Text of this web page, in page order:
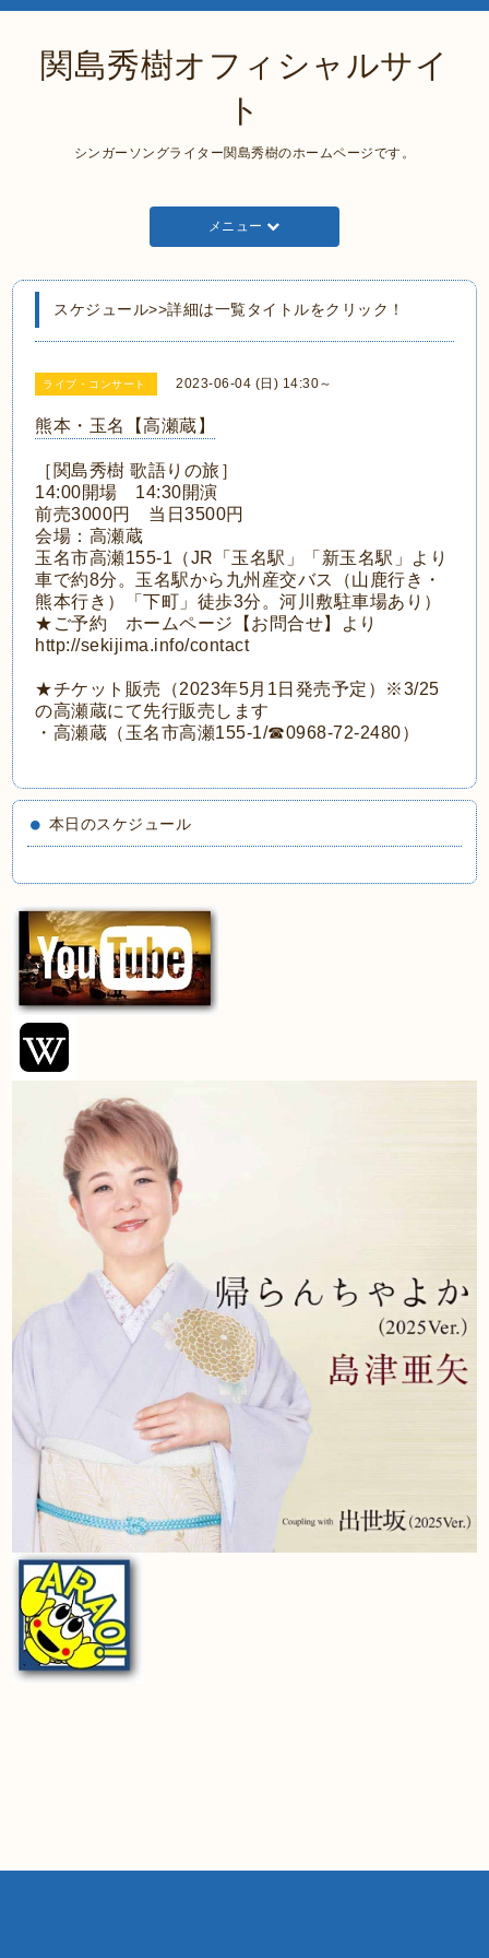
関島秀樹オフィシャルサイ
ト
シンガーソングライター関島秀樹のホームページです。
メニュー
スケジュール>>詳細は一覧タイトルをクリック！
ライブ・コンサート 2023-06-04 (日) 14:30～
熊本・玉名【高瀬蔵】
［関島秀樹 歌語りの旅］
14:00開場 14:30開演
前売3000円 当日3500円
会場：高瀬蔵
玉名市高瀬155-1（JR「玉名駅」「新玉名駅」より
車で約8分。玉名駅から九州産交バス（山鹿行き・
熊本行き）「下町」徒歩3分。河川敷駐車場あり）
★ご予約 ホームページ【お問合せ】より
http://sekijima.info/contact
★チケット販売（2023年5月1日発売予定）※3/25
の高瀬蔵にて先行販売します
・高瀬蔵（玉名市高瀬155-1/☎0968-72-2480）
本日のスケジュール